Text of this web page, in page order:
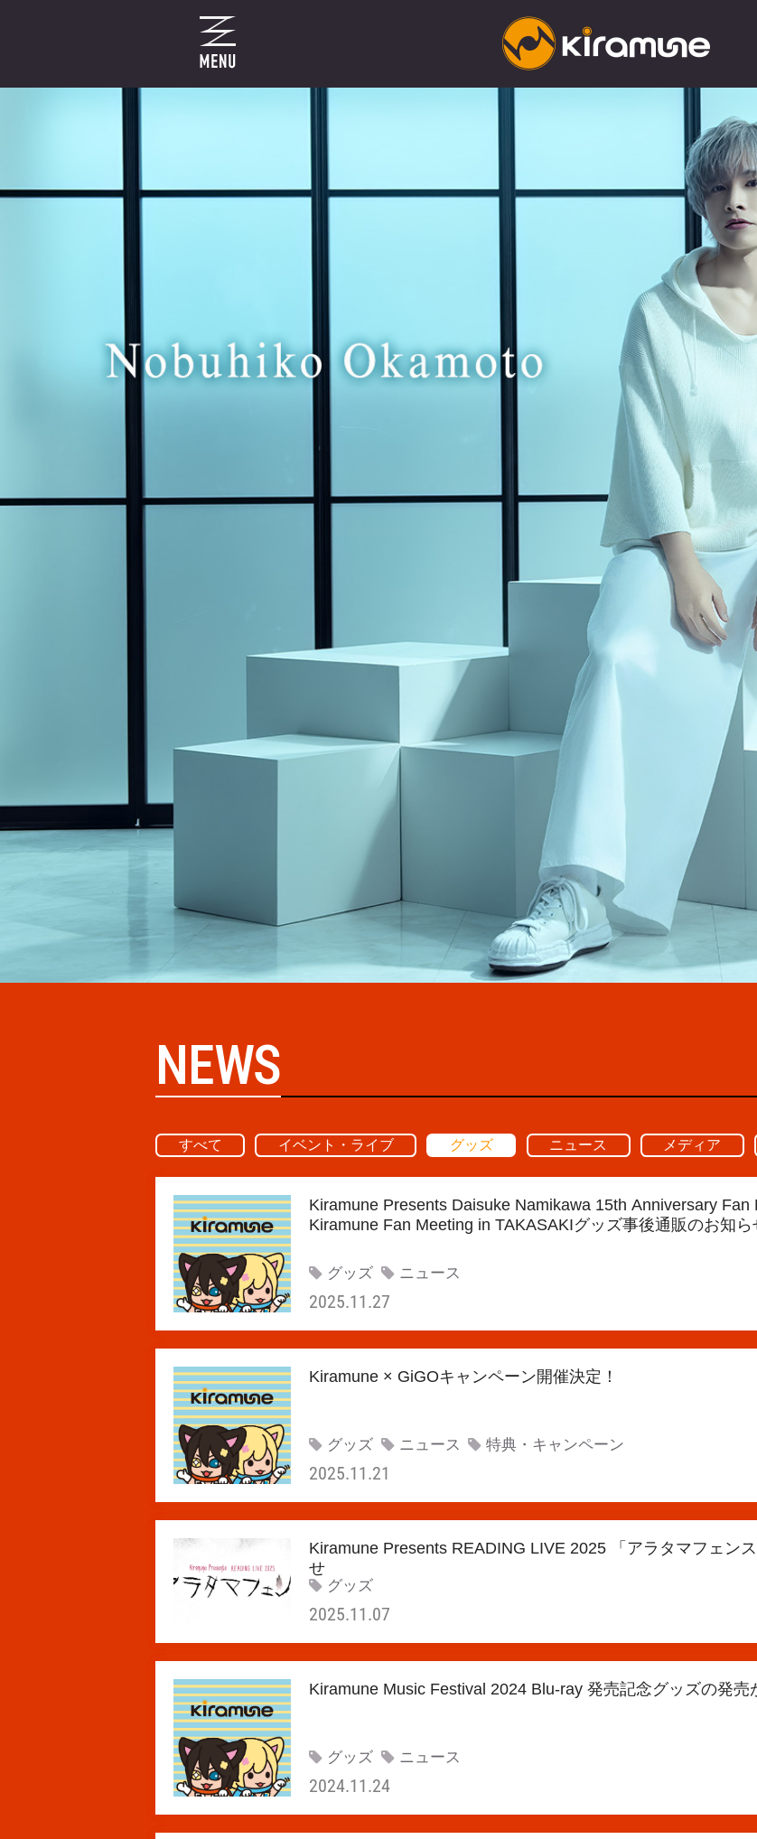
NEWS
すべて イベント・ライブ グッズ ニュース メディア
2025.11.27
Kiramune Presents Daisuke Namikawa 15th Anniversary Fan
Kiramune Fan Meeting in TAKASAKIグッズ事後通販のお知ら
グッズ ニュース
2025.11.21
Kiramune × GiGOキャンペーン開催決定！
グッズ ニュース 特典・キャンペーン
2025.11.07
Kiramune Presents READING LIVE 2025 「アラタマフェン
せ
グッズ
2024.11.24
Kiramune Music Festival 2024 Blu-ray 発売記念グッズの発売
グッズ ニュース